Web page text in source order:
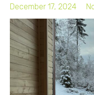
December 17, 2024